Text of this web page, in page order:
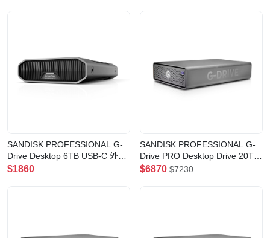
SANDISK PROFESSIONAL G-
Drive Desktop 6TB USB-C 外置
硬碟(6TB)
$1860
SANDISK PROFESSIONAL G-
Drive PRO Desktop Drive 20TB
TH3 雷電3 外置硬碟(20TB)
$6870 $7230